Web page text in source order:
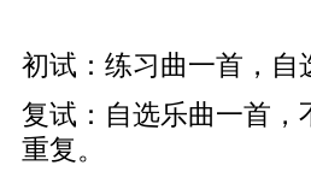
初试：练习曲一首，自
复试：自选乐曲一首，
重复。